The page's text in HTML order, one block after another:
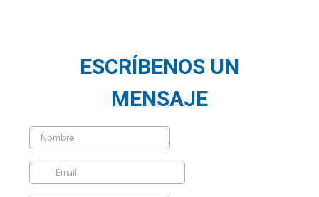
ESCRÍBENOS UN
MENSAJE